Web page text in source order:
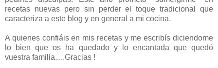
recetas nuevas pero sin perder el toque tradicional que
caracteriza a este blog y en general a mi cocina.
A quienes confiáis en mis recetas y me escribís diciendome
lo bien que os ha quedado y lo encantada que quedó
vuestra familia.....Gracias !